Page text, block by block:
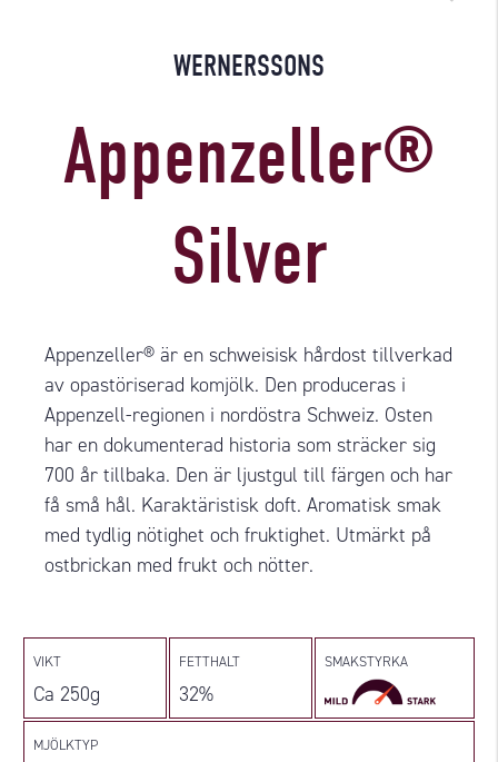
WERNERSSONS
Appenzeller®
Silver
Appenzeller® är en schweisisk hårdost tillverkad
av opastöriserad komjölk. Den produceras i
Appenzell-regionen i nordöstra Schweiz. Osten
har en dokumenterad historia som sträcker sig
700 år tillbaka. Den är ljustgul till färgen och har
få små hål. Karaktäristisk doft. Aromatisk smak
med tydlig nötighet och fruktighet. Utmärkt på
ostbrickan med frukt och nötter.
VIKT
Ca 250g
FETTHALT
32%
SMAKSTYRKA
MJÖLKTYP